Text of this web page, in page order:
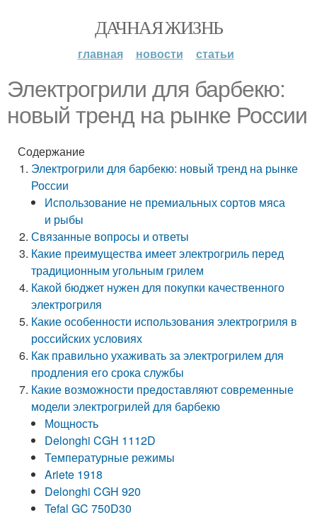
ДАЧНАЯ ЖИЗНЬ
главная новости статьи
Электрогрили для барбекю:
новый тренд на рынке России
Содержание
Электрогрили для барбекю: новый тренд на рынке
России
Использование не премиальных сортов мяса
и рыбы
Связанные вопросы и ответы
Какие преимущества имеет электрогриль перед
традиционным угольным грилем
Какой бюджет нужен для покупки качественного
электрогриля
Какие особенности использования электрогриля в
российских условиях
Как правильно ухаживать за электрогрилем для
продления его срока службы
Какие возможности предоставляют современные
модели электрогрилей для барбекю
Мощность
Delonghi CGH 1112D
Температурные режимы
Ariete 1918
Delonghi CGH 920
Tefal GC 750D30